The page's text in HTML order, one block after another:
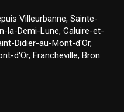
Villeurbanne, Sainte-
la-Demi-Lune, Caluire-et-
Didier-au-Mont-d'Or,
d'Or, Francheville, Bron.